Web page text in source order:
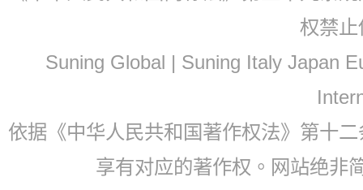
权禁
Suning Global | Suning Italy Japan
依据《中华人民共和国著作权法》第十
享有对应的著作权。网站绝非